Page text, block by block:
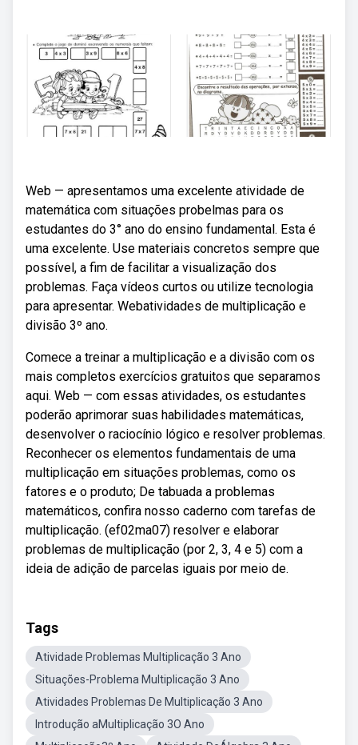
Web — apresentamos uma excelente atividade de
matemática com situações probelmas para os
estudantes do 3° ano do ensino fundamental. Esta é
uma excelente. Use materiais concretos sempre que
possível, a fim de facilitar a visualização dos
problemas. Faça vídeos curtos ou utilize tecnologia
para apresentar. Webatividades de multiplicação e
divisão 3º ano.
Comece a treinar a multiplicação e a divisão com os
mais completos exercícios gratuitos que separamos
aqui. Web — com essas atividades, os estudantes
poderão aprimorar suas habilidades matemáticas,
desenvolver o raciocínio lógico e resolver problemas.
Reconhecer os elementos fundamentais de uma
multiplicação em situações problemas, como os
fatores e o produto; De tabuada a problemas
matemáticos, confira nosso caderno com tarefas de
multiplicação. (ef02ma07) resolver e elaborar
problemas de multiplicação (por 2, 3, 4 e 5) com a
ideia de adição de parcelas iguais por meio de.
Tags
Atividade Problemas Multiplicação 3 Ano
Situações-Problema Multiplicação 3 Ano
Atividades Problemas De Multiplicação 3 Ano
Introdução aMultiplicação 3O Ano